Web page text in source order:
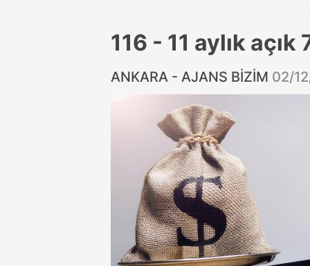
116 - 11 aylık
ANKARA - AJANS BİZİM 02/